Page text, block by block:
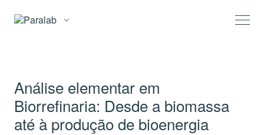
Análise elementar em
Biorrefinaria: Desde a biomassa
até à produção de bioenergia